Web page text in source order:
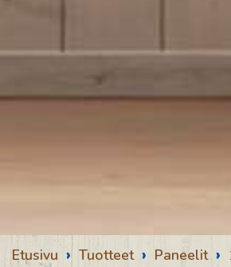
Etusivu › Tuotteet › Paneelit ›